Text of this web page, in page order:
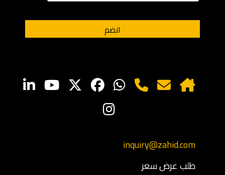
inquiry@zahid.com
طلب عرض سعر